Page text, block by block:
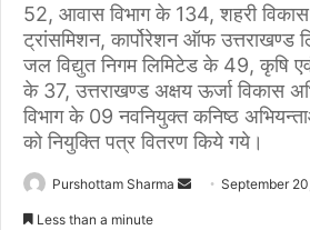
52, आवास विभाग के 134, शहरी
ट्रांसमिशन, कार्पोरेशन ऑफ उत्तराखण्ड
जल विद्युत निगम लिमिटेड के 49, कृषि
के 37, उत्तराखण्ड अक्षय ऊर्जा विकास
विभाग के 09 नवनियुक्त कनिष्ठ
को नियुक्ति पत्र वितरण किये गये।
Purshottam Sharma September
Less than a minute